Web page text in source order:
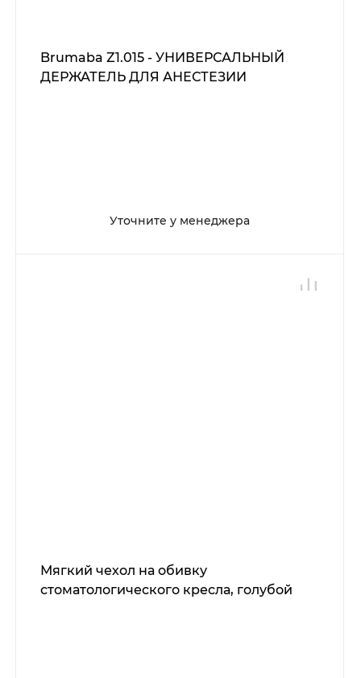
Brumaba Z1.015 - УНИВЕРСАЛЬНЫЙ
ДЕРЖАТЕЛЬ ДЛЯ АНЕСТЕЗИИ
Уточните у менеджера
Мягкий чехол на обивку
стоматологического кресла, голубой